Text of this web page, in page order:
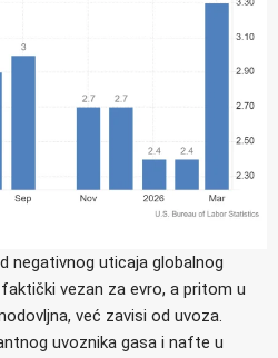
negativnog uticaja globalnog
vezan za evro, a pritom u
već zavisi od uvoza.
uvoznika gasa i nafte u